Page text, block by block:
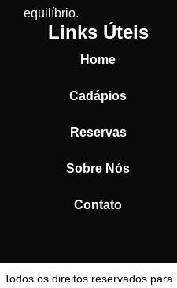
equilíbrio.
Links Úteis
Home
Cadápios
Reservas
Sobre Nós
Contato
Todos os direitos reservados para